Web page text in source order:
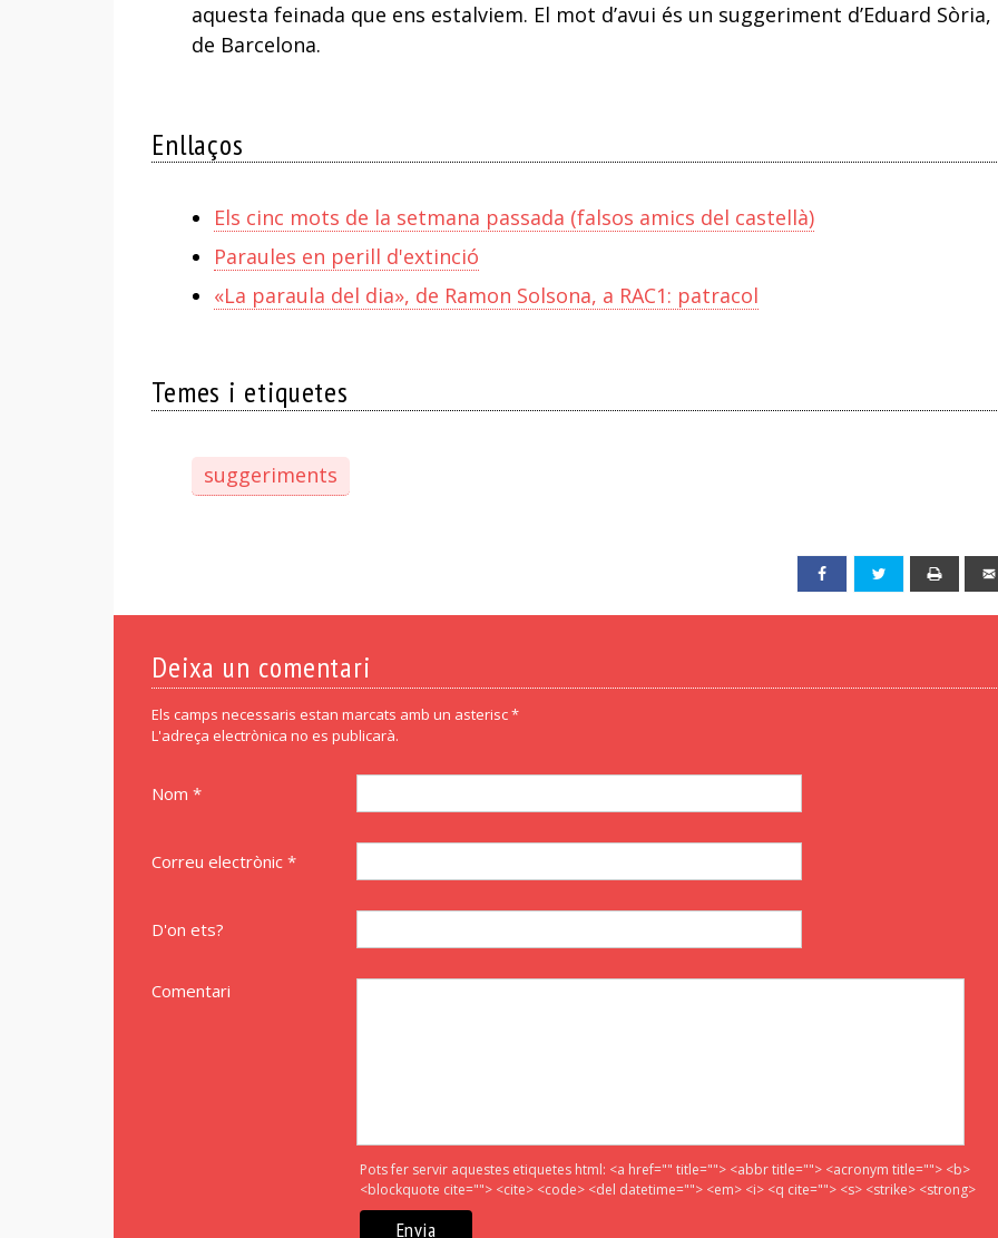
aquesta feinada que ens estalviem. El mot d’avui és un suggeriment d’Eduard Sòria,
de Barcelona.
Enllaços
Els cinc mots de la setmana passada (falsos amics del castellà)
Paraules en perill d'extinció
«La paraula del dia», de Ramon Solsona, a RAC1: patracol
Temes i etiquetes
suggeriments
Facebook Twitter
Deixa un comentari
Els camps necessaris estan marcats amb un asterisc *
L'adreça electrònica no es publicarà.
Nom *
Correu electrònic *
D'on ets?
Comentari
Pots fer servir aquestes etiquetes html: <a href="" title=""> <abbr title=""> <acronym title=""> <b>
<blockquote cite=""> <cite> <code> <del datetime=""> <em> <i> <q cite=""> <s> <strike> <strong>